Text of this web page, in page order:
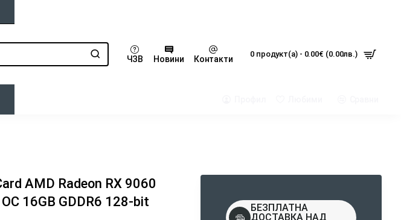
ЧЗВ Новини Контакти 0 продукт(а) - 0.00€ (0.00лв.)
AMD Radeon RX 9060
OC 16GB GDDR6 128-bit
БЕЗПЛАТНА
ДОСТАВКА НАД